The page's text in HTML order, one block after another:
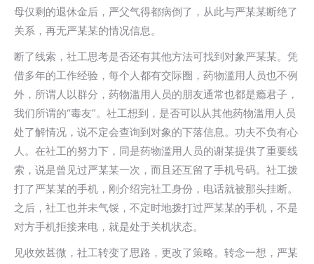
母仅剩的退休金后，严父气得都病倒了，从此与严某某断绝了
关系，再无严某某的情况信息。
断了线索，社工思考是否还有其他方法可找到对象严某某。凭
借多年的工作经验，每个人都有交际圈，药物滥用人员也不例
外，所谓人以群分，药物滥用人员的朋友通常也都是瘾君子，
我们所谓的“毒友”。社工想到，是否可以从其他药物滥用人员
处了解情况，说不定会查询到对象的下落信息。功夫不负有心
人。在社工的努力下，同是药物滥用人员的谢某提供了重要线
索，说是曾见过严某某一次，而且还互留了手机号码。社工拨
打了严某某的手机，刚介绍完社工身份，电话就被那头挂断。
之后，社工也并未气馁，不定时地拨打过严某某的手机，不是
对方手机拒接来电，就是处于关机状态。
见收效甚微，社工转变了思路，更改了策略。转念一想，严某